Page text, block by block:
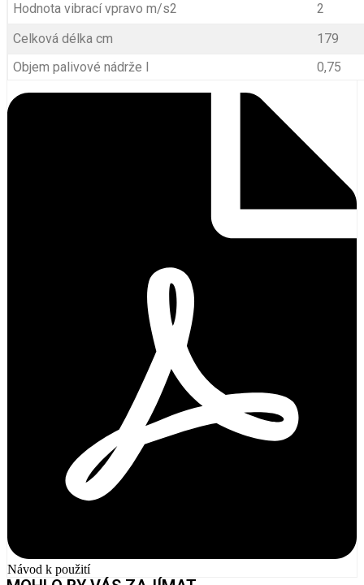
Hodnota vibrací vpravo m/s2
2
Celková délka cm
179
Objem palivové nádrže l
0,75
Návod k použití